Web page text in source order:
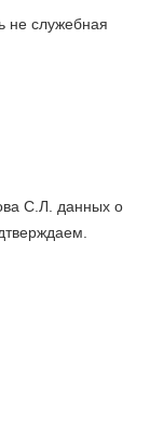
служебная
С.Л. данных о